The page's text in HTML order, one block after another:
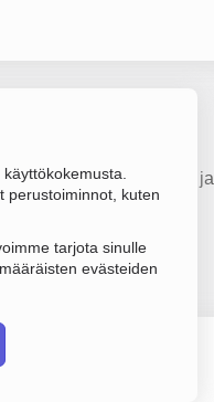
perustoiminnot, kuten
tarjota sinulle
evästeiden
huolto ja